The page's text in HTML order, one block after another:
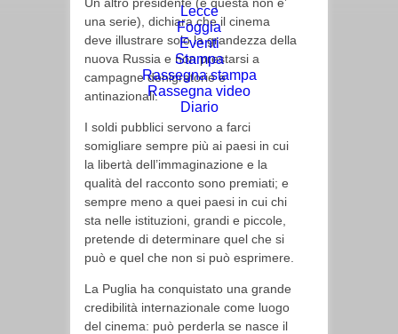
Lecce
Foggia
Eventi
Stampa
Rassegna stampa
Rassegna video
Diario
una serie), dichiara che il cinema
deve illustrare solo la grandezza della
nuova Russia e non prestarsi a
campagne denigratorie e
antinazionali.
I soldi pubblici servono a farci
somigliare sempre più ai paesi in cui
la libertà dell’immaginazione e la
qualità del racconto sono premiati; e
sempre meno a quei paesi in cui chi
sta nelle istituzioni, grandi e piccole,
pretende di determinare quel che si
può e quel che non si può esprimere.
La Puglia ha conquistato una grande
credibilità internazionale come luogo
del cinema: può perderla se nasce il